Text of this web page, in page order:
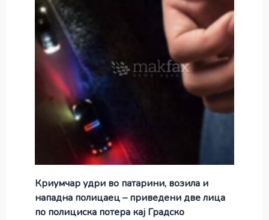
Криумчар удри во патарини, возила и
нападна полицаец – приведени две лица
по полициска потера кај Градско